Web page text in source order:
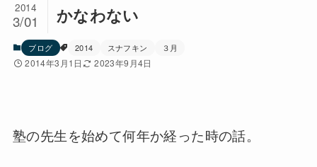
かなわない
2014
3/01
ブログ 2014 スナフキン ３月
2014年3月1日 2023年9月4日
塾の先生を始めて何年か経った時の話。